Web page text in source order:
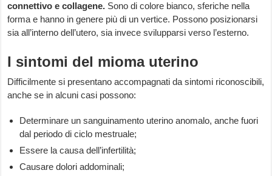
connettivo e collagene. Sono di colore bianco, sferiche nella
forma e hanno in genere più di un vertice. Possono posizionarsi
sia all’interno dell’utero, sia invece svilupparsi verso l’esterno.
I sintomi del mioma uterino
Difficilmente si presentano accompagnati da sintomi riconoscibili,
anche se in alcuni casi possono:
Determinare un sanguinamento uterino anomalo, anche fuori
dal periodo di ciclo mestruale;
Essere la causa dell’infertilità;
Causare dolori addominali;